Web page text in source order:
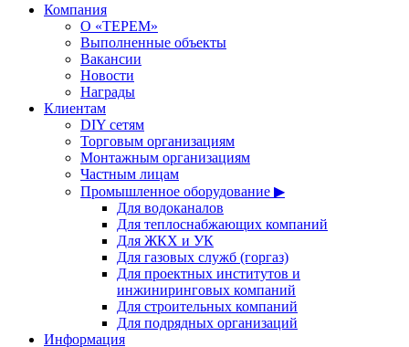
Компания
О «ТЕРЕМ»
Выполненные объекты
Вакансии
Новости
Награды
Клиентам
DIY сетям
Торговым организациям
Монтажным организациям
Частным лицам
Промышленное оборудование ▶
Для водоканалов
Для теплоснабжающих компаний
Для ЖКХ и УК
Для газовых служб (горгаз)
Для проектных институтов и
инжиниринговых компаний
Для строительных компаний
Для подрядных организаций
Информация